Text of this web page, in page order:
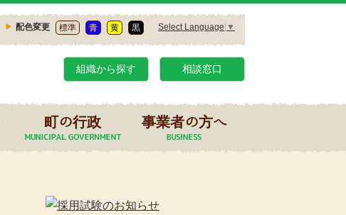
配色変更 標準 青 黄 黒 Select Language ▼
組織から探す 相談窓口
町の行政 事業者の方へ